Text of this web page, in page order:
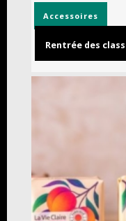
Accessoires
Rentrée des